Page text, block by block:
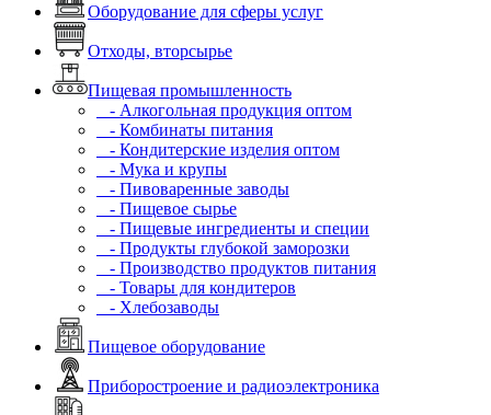
Оборудование для сферы услуг
Отходы, вторсырье
Пищевая промышленность
- Алкогольная продукция оптом
- Комбинаты питания
- Кондитерские изделия оптом
- Мука и крупы
- Пивоваренные заводы
- Пищевое сырье
- Пищевые ингредиенты и специи
- Продукты глубокой заморозки
- Производство продуктов питания
- Товары для кондитеров
- Хлебозаводы
Пищевое оборудование
Приборостроение и радиоэлектроника